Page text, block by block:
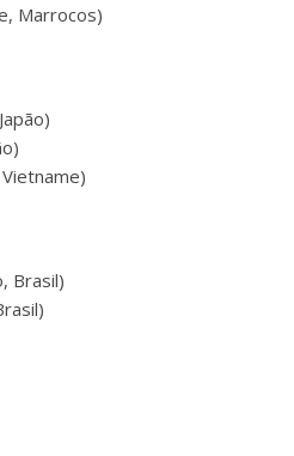
Marrocos)
Brasil)